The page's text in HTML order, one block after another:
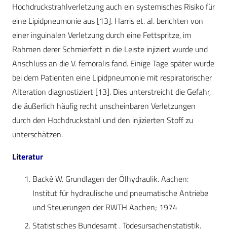
Hochdruckstrahlverletzung auch ein systemisches Risiko für
eine Lipidpneumonie aus [13]. Harris et. al. berichten von
einer inguinalen Verletzung durch eine Fettspritze, im
Rahmen derer Schmierfett in die Leiste injiziert wurde und
Anschluss an die V. femoralis fand. Einige Tage später wurde
bei dem Patienten eine Lipidpneumonie mit respiratorischer
Alteration diagnostiziert [13]. Dies unterstreicht die Gefahr,
die äußerlich häufig recht unscheinbaren Verletzungen
durch den Hochdruckstahl und den injizierten Stoff zu
unterschätzen.
Literatur
Backé W. Grundlagen der Ölhydraulik. Aachen:
Institut für hydraulische und pneumatische Antriebe
und Steuerungen der RWTH Aachen; 1974
Statistisches Bundesamt . Todesursachenstatistik.